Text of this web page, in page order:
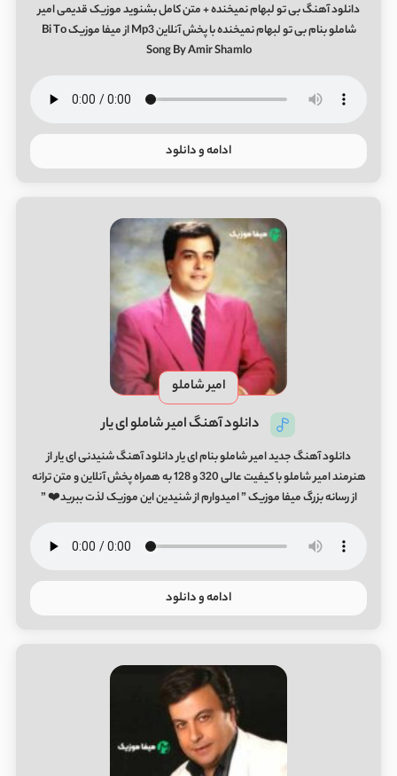
دانلود آهنگ بی تو لبهام نمیخنده + متن کامل بشنوید موزیک قدیمی امیر
شاملو بنام بی تو لبهام نمیخنده با پخش آنلاین Mp3 از میفا موزیک Bi To
Song By Amir Shamlo
ادامه و دانلود
امیر شاملو
دانلود آهنگ امیر شاملو ای یار
دانلود آهنگ جدید امیر شاملو بنام ای یار دانلود آهنگ شنیدنی ای یار از
هنرمند امیر شاملو با کیفیت عالی 320 و 128 به همراه پخش آنلاین و متن ترانه
از رسانه بزرگ میفا موزیک ” امیدوارم از شنیدین این موزیک لذت ببرید❤️ ”
ادامه و دانلود